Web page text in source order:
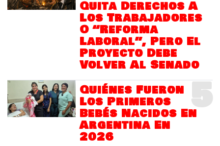
Quita Derechos A
Los Trabajadores
O “Reforma
Laboral”, Pero El
Proyecto Debe
Volver Al Senado
5
Quiénes Fueron
Los Primeros
Bebés Nacidos En
Argentina En
2026